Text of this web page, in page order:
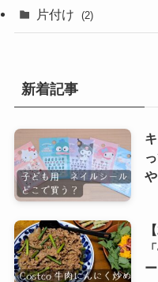
片付け (2)
新着記事
ー